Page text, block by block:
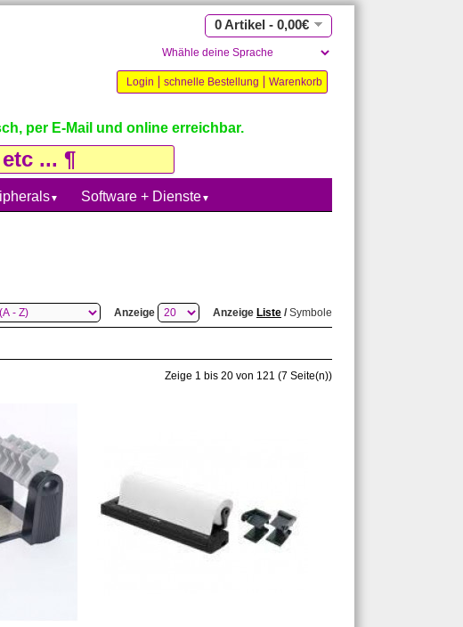
0 Artikel - 0,00€
Login schnelle Bestellung Warenkorb
per E-Mail und online erreichbar.
▼ Software + Dienste▼
Anzeige Liste /Symbole
Anzeige
Zeige 1 bis 20 von 121 (7 Seite(n))